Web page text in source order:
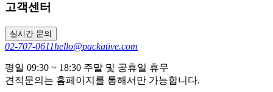
고객센터
실시간 문의
02-707-0611hello@packative.com
평일 09:30 ~ 18:30 주말 및 공휴일 휴무
견적문의는 홈페이지를 통해서만 가능합니다.